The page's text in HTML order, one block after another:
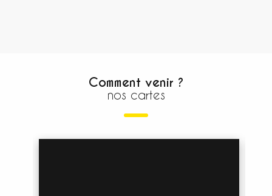
Comment venir ?
nos cartes